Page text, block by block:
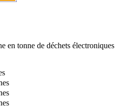
en tonne de déchets électroniques